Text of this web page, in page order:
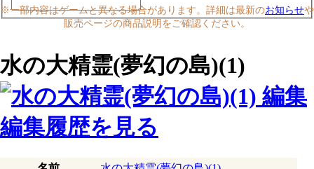
※一部内容はゲームと異なる場合があります。詳細は最新のお知らせや
販売ページの商品説明をご確認ください。
水の大精霊(夢幻の島)(1)
編集履歴を見る